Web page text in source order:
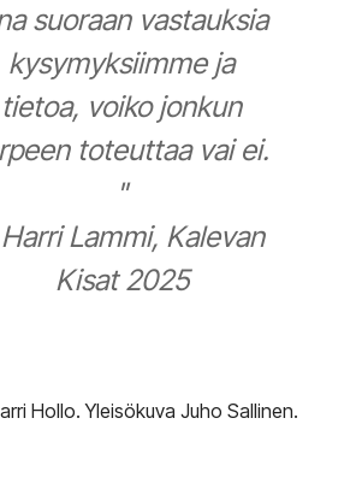
suoraan vastauksia
kysymyksiimme ja
tietoa, voiko jonkun
toteuttaa vai ei.
"
Lammi, Kalevan
Kisat 2025
Hollo.Yleisökuva Juho Sallinen.